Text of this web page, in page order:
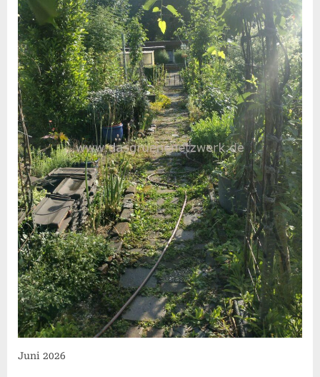
Juni 2026